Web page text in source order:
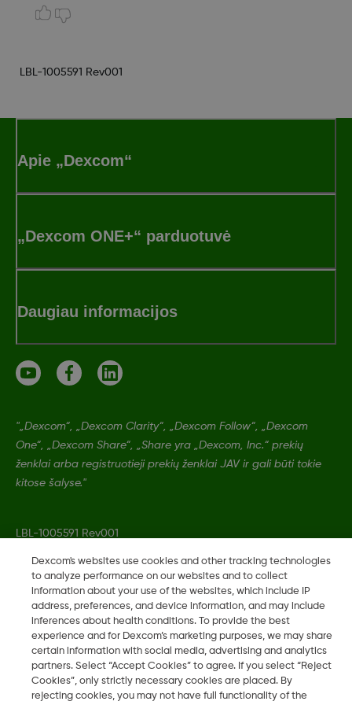
LBL-1005591 Rev001
Apie „Dexcom“
„Dexcom ONE+“ parduotuvė
Daugiau informacijos
"„Dexcom“, „Dexcom Clarity“, „Dexcom Follow“, „Dexcom
One“, „Dexcom Share“, „Share yra „Dexcom, Inc.“ prekių
ženklai arba registruotieji prekių ženklai JAV ir gali būti tokie
kitose šalyse."
LBL-1005591 Rev001
2026 Dexcom, Inc. Visos teisės saugomos.
LT
Keisti regioną
Dexcom's websites use cookies and other tracking technologies
to analyze performance on our websites and to collect
information about your use of the websites, which include IP
address, preferences, and device information, and may include
inferences about health conditions. To provide the best
experience and for Dexcom’s marketing purposes, we may share
certain information with social media, advertising and analytics
partners. Select “Accept Cookies” to agree. If you select “Reject
Cookies”, only strictly necessary cookies are placed. By
rejecting cookies, you may not have full functionality of the